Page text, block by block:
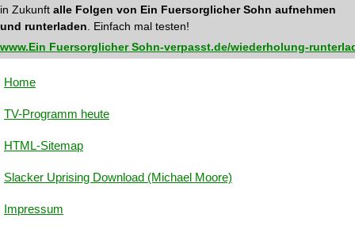
in Zukunft alle Folgen von Ein Fuersorglicher Sohn aufnehmen
und runterladen . Einfach mal testen!
www.Ein Fuersorglicher Sohn-verpasst.de/wiederholung-
Home
TV-Programm heute
HTML-Sitemap
Slacker Uprising Download (Michael Moore)
Impressum